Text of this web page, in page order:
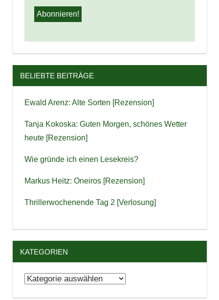
BELIEBTE BEITRÄGE
Ewald Arenz: Alte Sorten [Rezension]
Tanja Kokoska: Guten Morgen, schönes Wetter
heute [Rezension]
Wie gründe ich einen Lesekreis?
Markus Heitz: Oneiros [Rezension]
Thrillerwochenende Tag 2 [Verlosung]
KATEGORIEN
Kategorien